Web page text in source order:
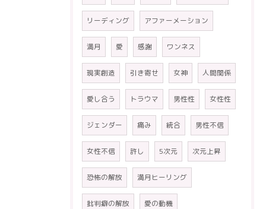
リーディング アファーメーション
満月 愛 感謝 ワンネス
現実創造 引き寄せ 女神 人間関係
愛し合う トラウマ 男性性 女性性
ジェンダー 痛み 統合 男性不信
女性不信 許し 5次元 次元上昇
恐怖の解放 満月ヒーリング
批判癖の解放 愛の動機